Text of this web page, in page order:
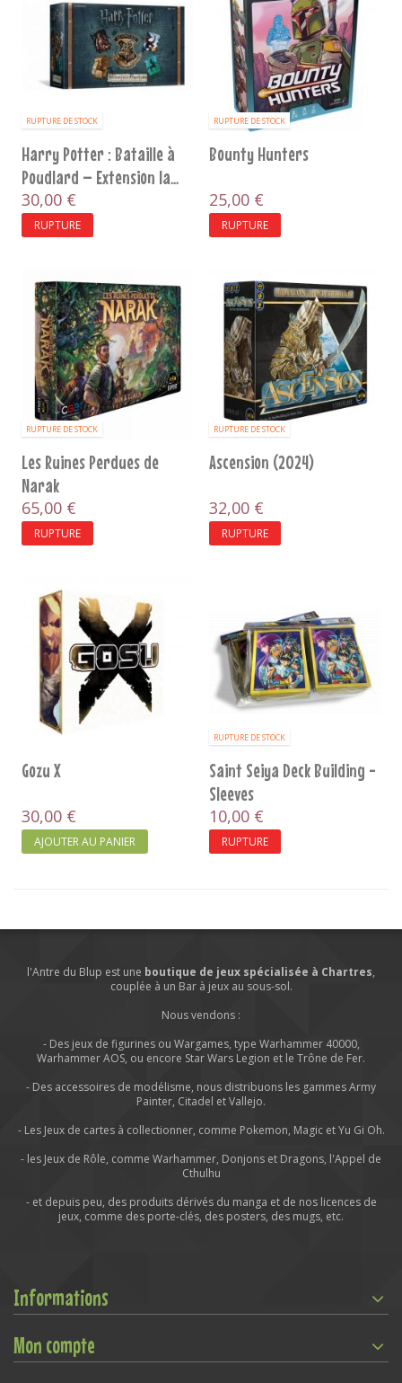
RUPTURE DE STOCK
Harry Potter : Bataille à
Poudlard – Extension la...
30,00 €
RUPTURE
RUPTURE DE STOCK
Bounty Hunters
25,00 €
RUPTURE
RUPTURE DE STOCK
Les Ruines Perdues de
Narak
65,00 €
RUPTURE
RUPTURE DE STOCK
Ascension (2024)
32,00 €
RUPTURE
Gozu X
30,00 €
AJOUTER AU PANIER
RUPTURE DE STOCK
Saint Seiya Deck Building -
Sleeves
10,00 €
RUPTURE
l'Antre du Blup est une boutique de jeux spécialisée à Chartres,
couplée à un Bar à jeux au sous-sol.
Nous vendons :
- Des jeux de figurines ou Wargames, type Warhammer 40000,
Warhammer AOS, ou encore Star Wars Legion et le Trône de Fer.
- Des accessoires de modélisme, nous distribuons les gammes Army
Painter, Citadel et Vallejo.
- Les Jeux de cartes à collectionner, comme Pokemon, Magic et Yu Gi Oh.
- les Jeux de Rôle, comme Warhammer, Donjons et Dragons, l'Appel de
Cthulhu
- et depuis peu, des produits dérivés du manga et de nos licences de
jeux, comme des porte-clés, des posters, des mugs, etc.
Informations
Mon compte